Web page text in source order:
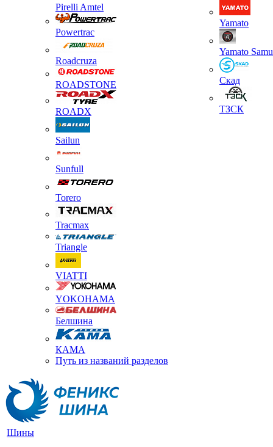
Pirelli Amtel
Powertrac
Roadcruza
ROADSTONE
ROADX
Sailun
Sunfull
Torero
Tracmax
Triangle
VIATTI
YOKOHAMA
Белшина
КАМА
Путь из названий разделов
Yamato
Yamato
Скад
ТЗСК
Шины